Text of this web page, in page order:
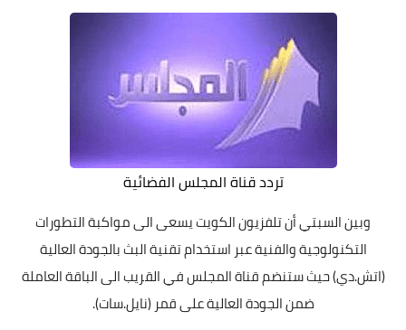
تردد قناة المجلس الفضائية
وبين السبتي أن تلفزيون الكويت يسعى الى مواكبة التطورات
التكنولوجية والفنية عبر استخدام تقنية البث بالجودة العالية
(اتش.دي) حيث ستنضم قناة المجلس في القريب الى الباقة العاملة
ضمن الجودة العالية على قمر (نايل.سات).